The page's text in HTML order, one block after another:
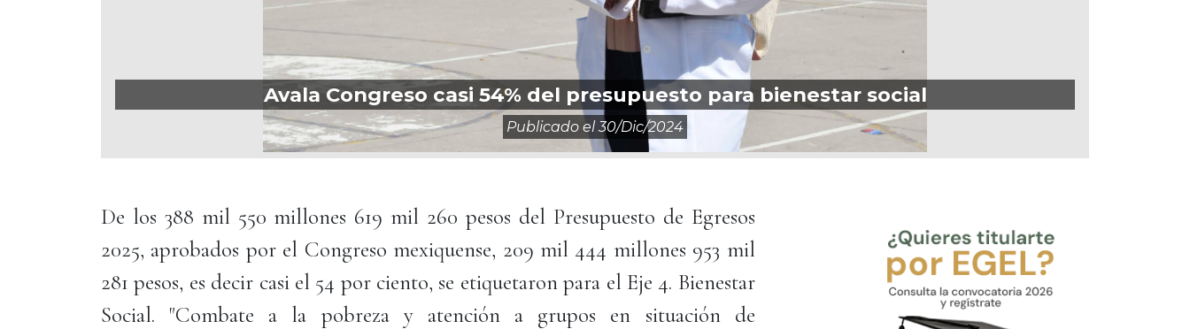
Avala Congreso casi 54% del presupuesto para bienestar social
Publicado el30/dic/2024
De los 388 mil 550 millones 619 mil 260 pesos del Presupuesto de Egresos
2025, aprobados por el Congreso mexiquense, 209 mil 444 millones 953 mil
281 pesos, es decir casi el 54 por ciento, se etiquetaron para el Eje 4. Bienestar
Social. "Combate a la pobreza y atención a grupos en situación de